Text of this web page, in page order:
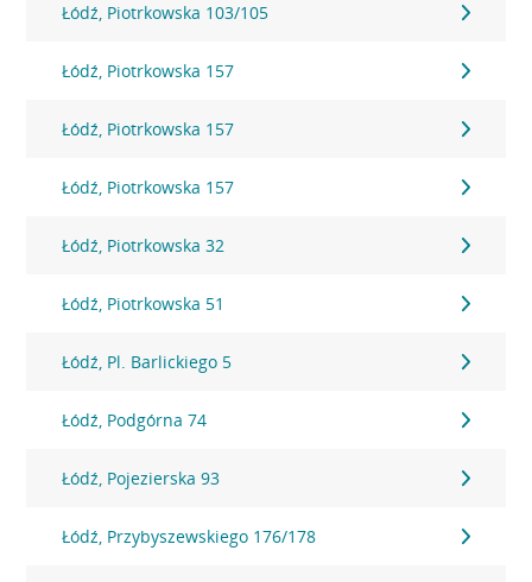
Łódź, Piotrkowska 103/105
Łódź, Piotrkowska 157
Łódź, Piotrkowska 157
Łódź, Piotrkowska 157
Łódź, Piotrkowska 32
Łódź, Piotrkowska 51
Łódź, Pl. Barlickiego 5
Łódź, Podgórna 74
Łódź, Pojezierska 93
Łódź, Przybyszewskiego 176/178